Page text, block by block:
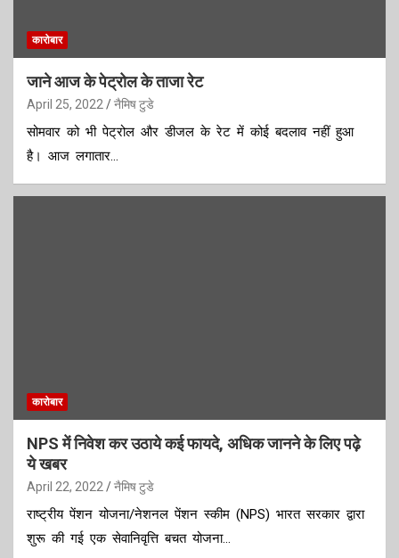
कारोबार
जाने आज के पेट्रोल के ताजा रेट
April 25, 2022 नैमिष टुडे
सोमवार को भी पेट्रोल और डीजल के रेट में कोई बदलाव नहीं हुआ
है। आज लगातार…
कारोबार
NPS में निवेश कर उठाये कई फायदे, अधिक जानने के लिए पढ़े
ये खबर
April 22, 2022 नैमिष टुडे
राष्ट्रीय पेंशन योजना/नेशनल पेंशन स्‍कीम (NPS) भारत सरकार द्वारा
शुरू की गई एक सेवानिवृत्ति बचत योजना…